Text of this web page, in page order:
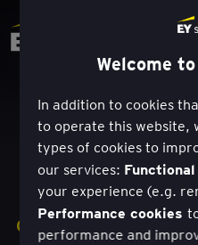
ÇÖZÜMLER
Welcome
In addition to cookies
to operate this website,
types of cookies to
our services:
your experience (e.g.
Performance cookies
performance and